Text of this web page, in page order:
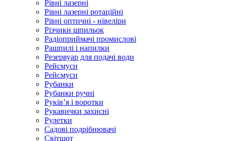
Рівні лазерні
Рівні лазерні ротаційні
Рівні оптичні - нівеліри
Різчики шпильок
Радіоприймачі промислові
Рашпилі і напилки
Резервуар для подачі води
Рейсмуси
Рейсмуси
Рубанки
Рубанки ручні
Руківʼя і воротки
Рукавички захисні
Рулетки
Садові подрібнювачі
Світшот